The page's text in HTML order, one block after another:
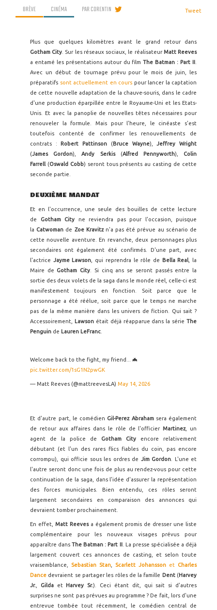
BRÈVE CINÉMA PARCORENTIN Tweet
Plus que quelques kilomètres avant le grand retour dans
Gotham City . Sur les réseaux sociaux, le réalisateurMatt Reeves
a entamé les présentations autour du filmThe Batman : Part II
Avec un début de tournage prévu pour le mois de juin, les
préparatifs sont actuellement en cours pour lancer la captation
de cette nouvelle adaptation de la chauve-souris, dans le cadre
d'une production éparpillée entre le Royaume-Uni et les Etats-
Unis. Et avec la panoplie de nouvelles têtes nécessaires pour
renouveler la formule. Mais pour l'heure, le cinéaste s'est
toutefois contenté de confirmer les renouvellements de
contrats : Robert Pattinson (Bruce Wayne),Jeffrey Wright
(James Gordon),Andy Serkis(Alfred Pennyworth), Colin
Farrell (Oswald Cobb) seront tous présents au casting de cette
seconde partie.
DEUXIÈME MANDAT
Et en l'occurrence, une seule des bouilles de cette lecture
de
Gotham City ne reviendra pas pour l'occasion, puisque
la Catwoman de Zoe Kravitzn'a pas été prévue au scénario de
cette nouvelle aventure. En revanche, deux personnages plus
secondaires ont également été confirmés. D'une part, avec
l'actrice Jayme Lawson , qui reprendra le rôle de Bella Real , la
Maire de Gotham City . Si cinq ans se seront passés entre la
sortie des deux volets de la saga dans le monde réel, celle-ci est
manifestement toujours en fonction. Soit parce que le
personnage a été réélue, soit parce que le temps ne marche
pas de la même manière dans les univers de fiction. Qui sait ?
Accessoirement,
Lawsonétait déjà réapparue dans la série The
Penguin de Lauren LeFranc
Welcome back to the fight, my friend... 🦇
pic.twitter.com/1sG1N2pwGK
— Matt Reeves (@mattreevesLA) May 14, 2026
Et d'autre part, le comédien Gil-Perez Abrahamsera également
de retour aux affaires dans le rôle de l'officierMartinez, un
agent de la police de Gotham City encore relativement
débutant (et l'un des rares flics fiables du coin, pas encore
corrompu), qui officie sous les ordres de Jim Gordon . L'une et
l'autre seront donc une fois de plus au rendez-vous pour cette
continuation de la saga, dans l'idée d'assurer la représentation
des forces municipales. Bien entendu, ces rôles seront
largement secondaires en comparaison des annonces qui
devraient tomber prochainement.
En effet, Matt Reevesa également promis de dresser une liste
complémentaire pour les nouveaux visages prévus pour
apparaître dansThe Batman : Part II
. La presse spécialisée a déjà
largement couvert ces annonces de casting, et selon toute
vraisemblance, Sebastian Stan Scarlett Johansson et Charles
Dance devraient se partager les rôles de la famille Dent(Harvey
Jr.
Gildaet Harvey Sr.). Ceci étant dit, qui sait si d'autres
surprises ne sont pas prévues au programme ? De fait, lors d'une
entrevue tombée tout récemment, le comédien central de